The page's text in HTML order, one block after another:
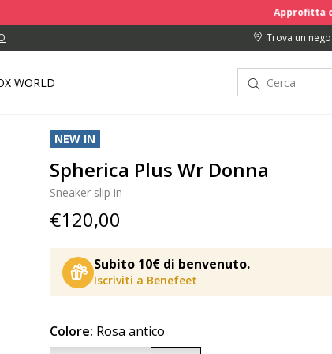
Approfitta di un
Trova un
WORLD
NEW IN
Spherica Plus Wr Donna
Sneaker slip in
€120,00
Subito 10€ di benvenuto.
Iscriviti a Benefeet
Colore: Rosa antico